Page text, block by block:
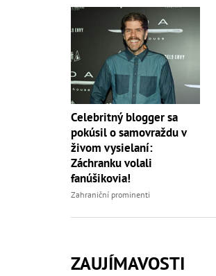
Celebritný blogger sa
pokúsil o samovraždu v
živom vysielaní:
Záchranku volali
fanúšikovia!
Zahraniční prominenti
ZAUJÍMAVOSTI